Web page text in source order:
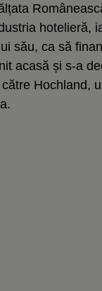
hotelieră,
său, ca să
acasă și s-a
Hochland,